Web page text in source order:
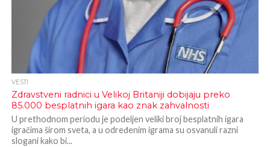
VESTI
Zdravstveni radnici u Velikoj Britaniji dobijaju preko
85.000 besplatnih igara kao znak zahvalnosti
U prethodnom periodu je podeljen veliki broj besplatnih igara
igračima širom sveta, a u određenim igrama su osvanuli razni
slogani kako bi...